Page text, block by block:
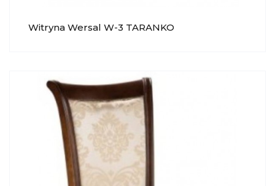
Witryna Wersal W-3 TARANKO